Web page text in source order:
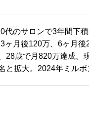
のサロンで3年間下
月後120万、6ヶ月
歳で月820万達成。
拡大。2024年ミルボ